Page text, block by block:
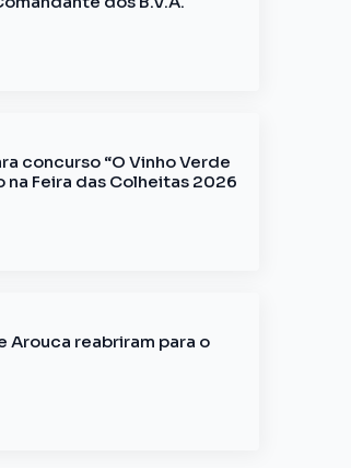
concurso “O Vinho Verde
Feira das Colheitas 2026
Arouca reabriram para o